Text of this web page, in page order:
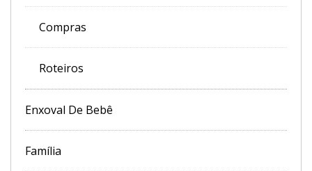
Compras
Roteiros
Enxoval De Bebê
Família